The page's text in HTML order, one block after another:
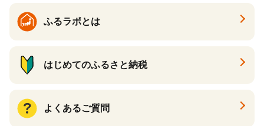
ふるラボとは
はじめてのふるさと納税
よくあるご質問